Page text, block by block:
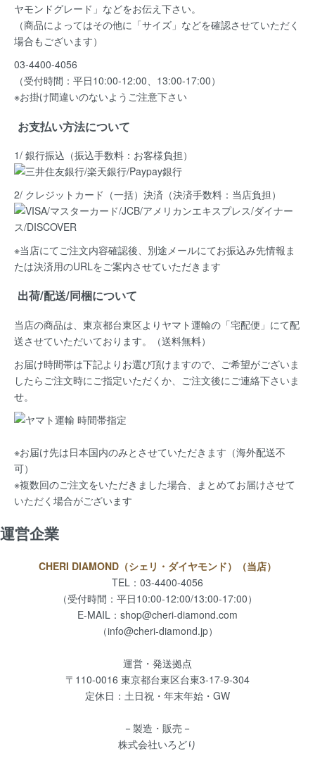
ヤモンドグレード」などをお伝え下さい。
（商品によってはその他に「サイズ」などを確認させていただく
場合もございます）
03-4400-4056
（受付時間：平日10:00-12:00、13:00-17:00）
※お掛け間違いのないようご注意下さい
お支払い方法について
1/ 銀行振込（振込手数料：お客様負担）
2/ クレジットカード（一括）決済 （決済手数料：当店負担）
※当店にてご注文内容確認後、別途メールにてお振込み先情報ま
たは決済用のURLをご案内させていただきます
出荷/配送/同梱について
当店の商品は、 東京都台東区よりヤマト運輸の「宅配便」にて配
送させていただいております。（送料無料）
お届け時間帯は下記よりお選び頂けますので、ご希望がございま
したらご注文時にご指定いただくか、ご注文後にご連絡下さいま
せ。
※お届け先は日本国内のみとさせていただきます（海外配送不
可）
※複数回のご注文をいただきました場合、まとめてお届けさせて
いただく場合がございます
運営企業
CHERI DIAMOND（シェリ・ダイヤモンド）（当店）
TEL：03-4400-4056
（受付時間：平日10:00-12:00/13:00-17:00）
E-MAIL： shop@cheri-diamond.com
（info@cheri-diamond.jp）
運営・発送拠点
〒110-0016 東京都台東区台東3-17-9-304
定休日：土日祝・年末年始・GW
－製造・販売－
株式会社いろどり